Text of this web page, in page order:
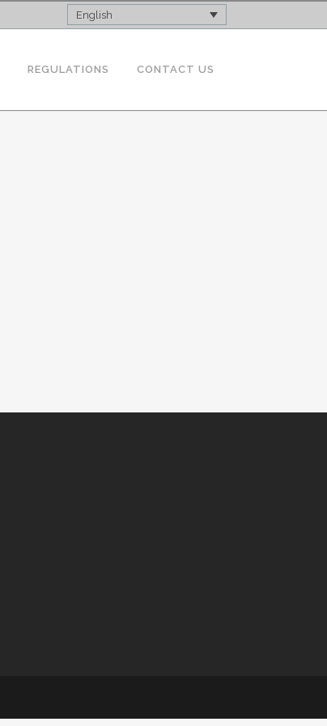
English
REGULATIONS CONTACT US